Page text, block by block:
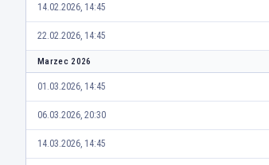
14.02.2026, 14:45
22.02.2026, 14:45
Marzec 2026
01.03.2026, 14:45
06.03.2026, 20:30
14.03.2026, 14:45